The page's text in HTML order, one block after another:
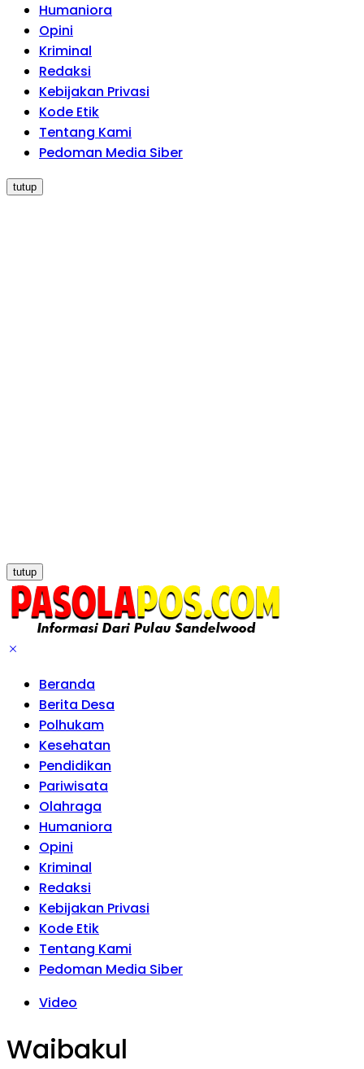
Humaniora
Opini
Kriminal
Redaksi
Kebijakan Privasi
Kode Etik
Tentang Kami
Pedoman Media Siber
tutup
tutup
Beranda
Berita Desa
Polhukam
Kesehatan
Pendidikan
Pariwisata
Olahraga
Humaniora
Opini
Kriminal
Redaksi
Kebijakan Privasi
Kode Etik
Tentang Kami
Pedoman Media Siber
Video
Waibakul